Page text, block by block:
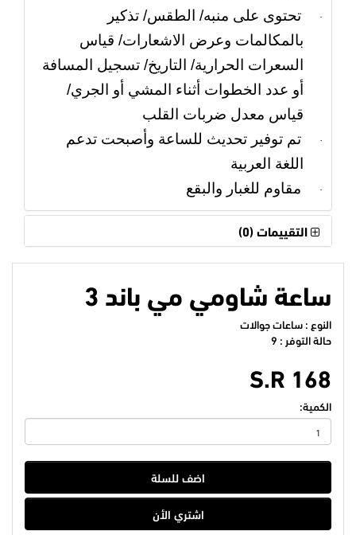
·
تحتوى على منبه/ الطقس/ تذكير
بالمكالمات وعرض الاشعارات/ قياس
السعرات الحرارية/ التاريخ/ تسجيل المسافة
أو عدد الخطوات أثناء المشي أو الجري/
قياس معدل ضربات القلب
·
تم توفير تحديث للساعة وأصبحت تدعم
اللغة العربية
· مقاوم للغبار والبقع
التقييمات (0)
ساعة شاومي مي باند 3
النوع : ساعات جوالات
حالة التوفر : 9
S.R 168
الكمية:
اضف للسلة
اشتري الأن